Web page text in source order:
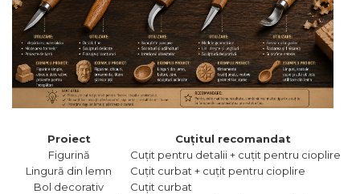
Lacate & Incuietori
Scripete Manual
Banc de lucru – tamplarie
Transpalet / carucior
transport marfa
Capsator Manual
Poansoane Cifre & Litere
Proiect
Cuțitul recomandat
Figurină
Cuțit pentru detalii + cuțit pentru cioplire
Lingură din lemn
Cuțit curbat + cuțit pentru cioplire
Bol decorativ
Cuțit curbat